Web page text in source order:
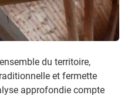
du territoire,
et fermette
approfondie compte